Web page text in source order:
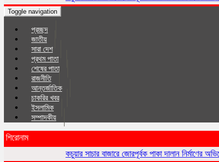
Toggle navigation
প্রচ্ছদ
জাতীয়
সারা দেশ
প্রথম পাতা
শেষের পাতা
রাজনীতি
আন্তর্জাতিক
চাকরির খবর
ইসলা‌মিক
সম্পাদকীয়
শিরোনাম
কচুয়ার সাচার বাজারে জোরপূর্বক পাকা দালান নির্মাণের অভিযোগ কচুয়ায়